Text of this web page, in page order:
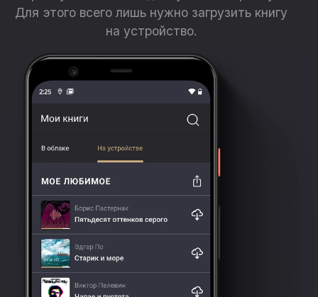
Для этого всего лишь нужно загрузить книгу
на устройство.